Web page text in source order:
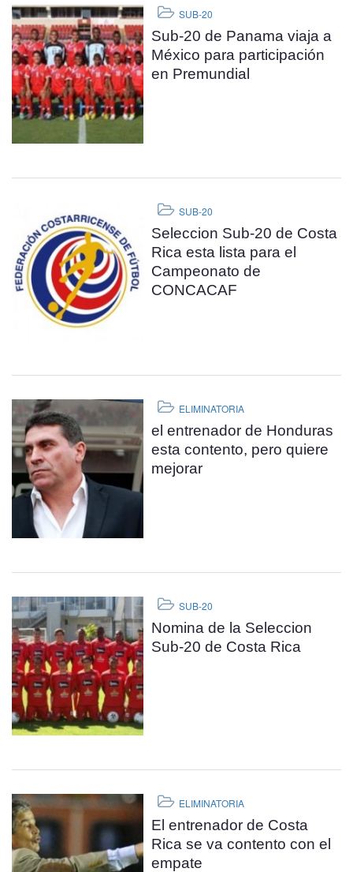
SUB-20
Sub-20 de Panama viaja a
México para participación
en Premundial
SUB-20
Seleccion Sub-20 de Costa
Rica esta lista para el
Campeonato de
CONCACAF
ELIMINATORIA
el entrenador de Honduras
esta contento, pero quiere
mejorar
SUB-20
Nomina de la Seleccion
Sub-20 de Costa Rica
ELIMINATORIA
El entrenador de Costa
Rica se va contento con el
empate